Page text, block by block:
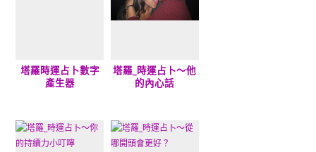
塔羅時運占卜數字
產生器
塔羅_時運占卜～他
的內心話